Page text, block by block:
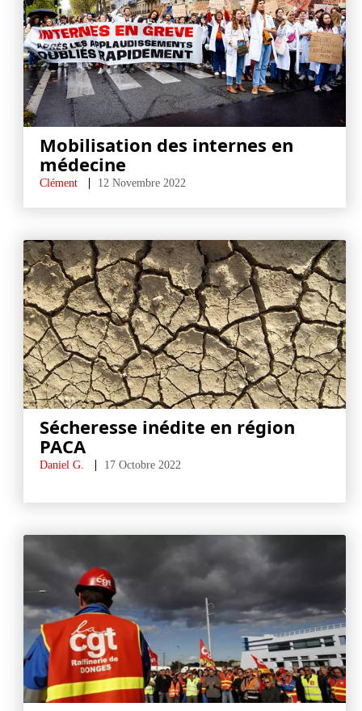
Mobilisation des internes en
médecine
Clément 12 Novembre 2022
Sécheresse inédite en région
PACA
Daniel G. 17 Octobre 2022